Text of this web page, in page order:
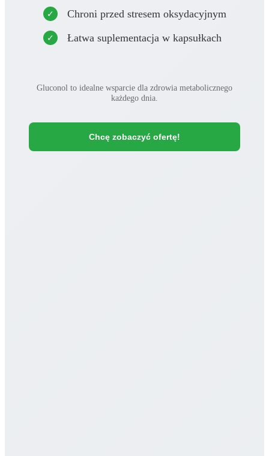
Chroni przed stresem oksydacyjnym
Łatwa suplementacja w kapsułkach
Gluconol to idealne wsparcie dla zdrowia metabolicznego
każdego dnia.
Chcę zobaczyć ofertę!